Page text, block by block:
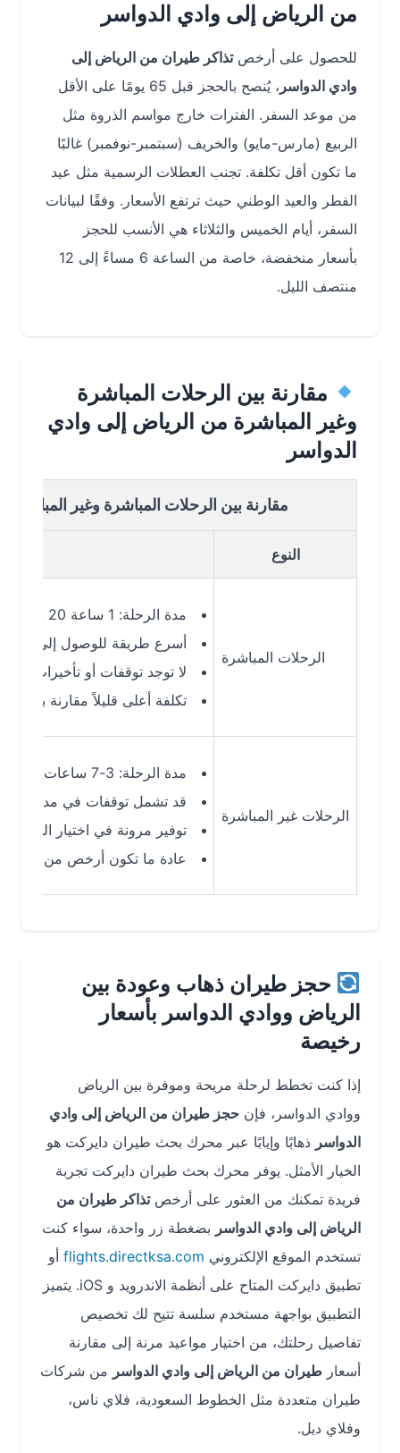
من الرياض إلى وادي الدواسر
للحصول على أرخص تذاكر طيران من الرياض إلى
وادي الدواسر
، يُنصح بالحجز قبل 65 يومًا على الأقل
من موعد السفر. الفترات خارج مواسم الذروة مثل
الربيع (مارس-مايو) والخريف (سبتمبر-نوفمبر) غالبًا
ما تكون أقل تكلفة. تجنب العطلات الرسمية مثل عيد
الفطر والعيد الوطني حيث ترتفع الأسعار. وفقًا لبيانات
السفر، أيام الخميس والثلاثاء هي الأنسب للحجز
بأسعار منخفضة، خاصة من الساعة 6 مساءً إلى 12
منتصف الليل.
مقارنة بين الرحلات المباشرة
وغير المباشرة من الرياض إلى وادي
الدواسر
مقارنة بين الرحلات المباشرة وغير المباشرة من
الرحلات المباشرة
مدة الرحلة: 1 ساعة 20 دقيقة
أسرع طريقة للوصول إلى وادي
لا توجد توقفات أو تأخيرات إضافية
تكلفة أعلى قليلاً مقارنة بالرحلات غير
الرحلات غير المباشرة
مدة الرحلة: 3-7 ساعات (حسب التوقف)
قد تشمل توقفات في مدن مثل جدة
توفير مرونة في اختيار الوجهات
عادة ما تكون أرخص من الرحلات المباشرة
حجز طيران ذهاب وعودة بين
الرياض ووادي الدواسر بأسعار
رخيصة
إذا كنت تخطط لرحلة مريحة وموفرة بين الرياض
ووادي الدواسر، فإن حجز طيران من الرياض إلى وادي
الدواسرذهابًا وإيابًا عبر محرك بحث طيران دايركت هو
الخيار الأمثل. يوفر محرك بحث طيران دايركت تجربة
فريدة تمكنك من العثور على أرخص تذاكر طيران من
الرياض إلى وادي الدواسربضغطة زر واحدة، سواء كنت
تستخدم الموقع الإلكترونيflights.directksa.comأو
تطبيق دايركت المتاح على أنظمة الاندرويد و iOS. يتميز
التطبيق بواجهة مستخدم سلسة تتيح لك تخصيص
تفاصيل رحلتك، من اختيار مواعيد مرنة إلى مقارنة
أسعارطيران من الرياض إلى وادي الدواسرمن شركات
طيران متعددة مثل الخطوط السعودية، فلاي ناس،
وفلاي ديل.